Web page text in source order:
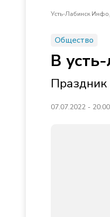
Усть-Лабинск Инфо
Общество
В
Праздник
07.07.2022 - 20:00